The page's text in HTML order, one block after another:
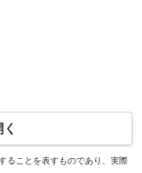
ることを表すものであり、実際